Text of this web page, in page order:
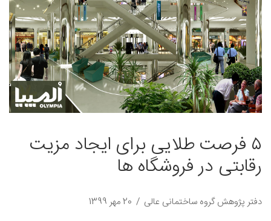
۵ فرصت طلایی برای ایجاد مزیت
رقابتی در فروشگاه ها
دفتر پژوهش گروه ساختمانی عالی
20 مهر 1399